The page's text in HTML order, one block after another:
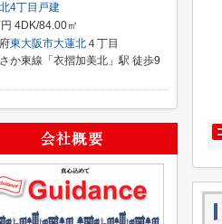
4丁目戸建
4DK/84.00㎡
東大阪市大蓮北４丁目
か東線「衣摺加美北」駅 徒歩9